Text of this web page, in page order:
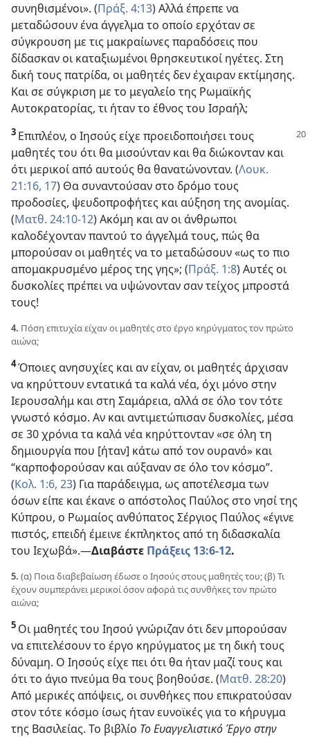
συνηθισμένοι». (Πράξ. 4:13) Αλλά έπρεπε να
μεταδώσουν ένα άγγελμα το οποίο ερχόταν σε
σύγκρουση με τις μακραίωνες παραδόσεις που
δίδασκαν οι καταξιωμένοι θρησκευτικοί ηγέτες. Στη
δική τους πατρίδα, οι μαθητές δεν έχαιραν εκτίμησης.
Και σε σύγκριση με το μεγαλείο της Ρωμαϊκής
Αυτοκρατορίας, τι ήταν το έθνος του Ισραήλ;
3 Επιπλέον, ο Ιησούς είχε προειδοποιήσει τους
μαθητές του ότι θα μισούνταν και θα διώκονταν και
ότι μερικοί από αυτούς θα θανατώνονταν. (Λουκ.
21:16, 17) Θα συναντούσαν στο δρόμο τους
προδοσίες, ψευδοπροφήτες και αύξηση της ανομίας.
(Ματθ. 24:10-12) Ακόμη και αν οι άνθρωποι
καλοδέχονταν παντού το άγγελμά τους, πώς θα
μπορούσαν οι μαθητές να το μεταδώσουν «ως το πιο
απομακρυσμένο μέρος της γης»; (Πράξ. 1:8) Αυτές οι
δυσκολίες πρέπει να υψώνονταν σαν τείχος μπροστά
τους!
4. Πόση επιτυχία είχαν οι μαθητές στο έργο κηρύγματος τον πρώτο
αιώνα;
4Όποιες ανησυχίες και αν είχαν, οι μαθητές άρχισαν
να κηρύττουν εντατικά τα καλά νέα, όχι μόνο στην
Ιερουσαλήμ και στη Σαμάρεια, αλλά σε όλο τον τότε
γνωστό κόσμο. Αν και αντιμετώπισαν δυσκολίες, μέσα
σε 30 χρόνια τα καλά νέα κηρύττονταν «σε όλη τη
δημιουργία που [ήταν] κάτω από τον ουρανό» και
“καρποφορούσαν και αύξαναν σε όλο τον κόσμο”.
(Κολ. 1:6, 23) Για παράδειγμα, ως αποτέλεσμα των
όσων είπε και έκανε ο απόστολος Παύλος στο νησί της
Κύπρου, ο Ρωμαίος ανθύπατος Σέργιος Παύλος «έγινε
πιστός, επειδή έμεινε έκπληκτος από τη διδασκαλία
του Ιεχωβά».—Διαβάστε Πράξεις 13:6-12.
5. (α) Ποια διαβεβαίωση έδωσε ο Ιησούς στους μαθητές του; (β) Τι
έχουν συμπεράνει μερικοί όσον αφορά τις συνθήκες τον πρώτο
αιώνα;
5 Οι μαθητές του Ιησού γνώριζαν ότι δεν μπορούσαν
να επιτελέσουν το έργο κηρύγματος με τη δική τους
δύναμη. Ο Ιησούς είχε πει ότι θα ήταν μαζί τους και
ότι το άγιο πνεύμα θα τους βοηθούσε. (Ματθ. 28:20)
Από μερικές απόψεις, οι συνθήκες που επικρατούσαν
στον τότε κόσμο ίσως ήταν ευνοϊκές για το κήρυγμα
της Βασιλείας. Το βιβλίο Το Ευαγγελιστικό Έργο στην